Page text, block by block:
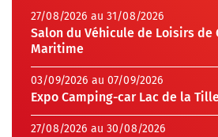
27/08/2026 au 31/08/2026
Salon du Véhicule de Loisirs de
Maritime
03/09/2026 au 07/09/2026
Expo Camping-car Lac de la
27/08/2026 au 30/08/2026